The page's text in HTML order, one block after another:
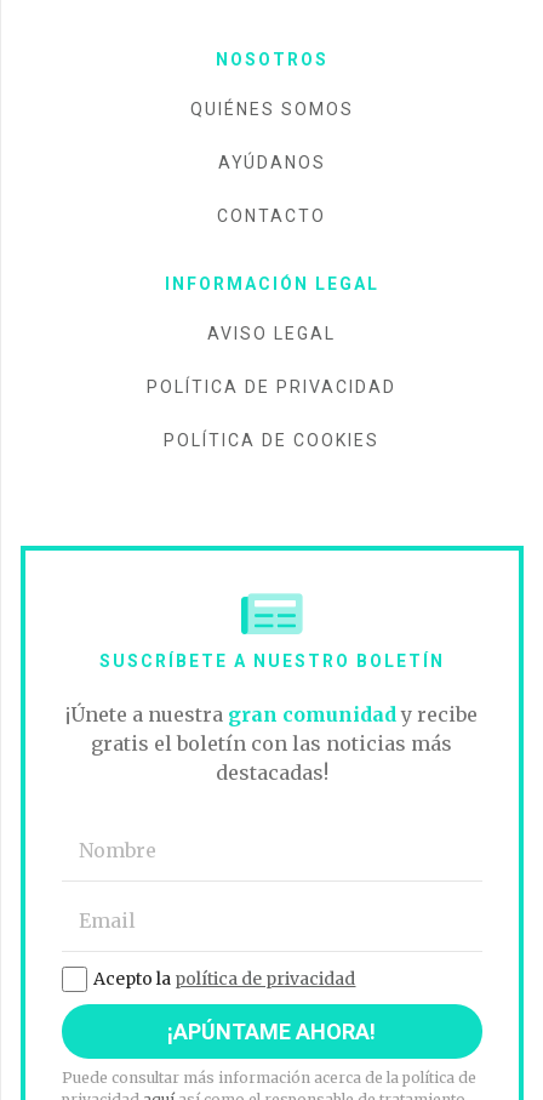
NOSOTROS
QUIÉNES SOMOS
AYÚDANOS
CONTACTO
INFORMACIÓN LEGAL
AVISO LEGAL
POLÍTICA DE PRIVACIDAD
POLÍTICA DE COOKIES
SUSCRÍBETE A NUESTRO BOLETÍN
¡Únete a nuestra gran comunidad y recibe
gratis el boletín con las noticias más
destacadas!
Acepto la política de privacidad
Puede consultar más información acerca de la política de